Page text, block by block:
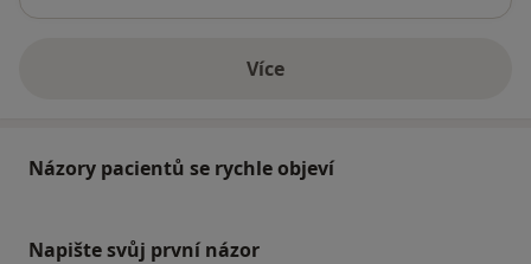
Víceo adrese
Názory pacientů se rychle objeví
Napište svůj první názor